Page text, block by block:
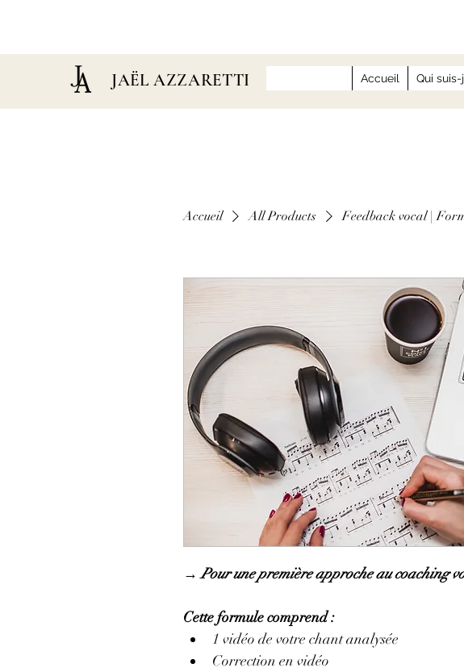
JAËL AZZARETTI Accueil Qui suis-
Accueil All Products Feedback vocal |
→ Pour une première approche au coaching
Cette formule comprend :
1 vidéo de votre chant analysée
Correction en vidéo